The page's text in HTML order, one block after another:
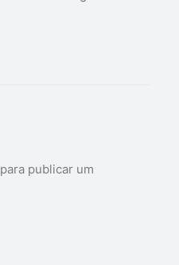
para publicar um